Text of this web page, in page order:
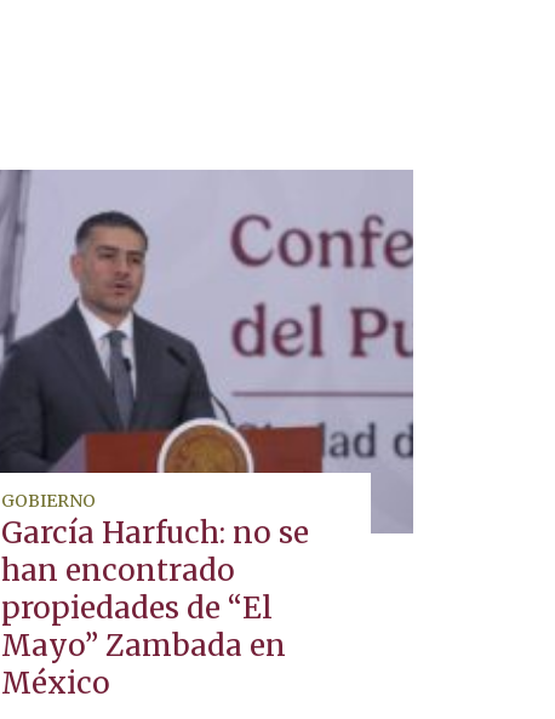
GOBIERNO
García Harfuch: no se
han encontrado
propiedades de “El
Mayo” Zambada en
México